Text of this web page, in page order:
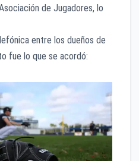
de Jugadores, lo
entre los dueños de
fue lo que se acordó: